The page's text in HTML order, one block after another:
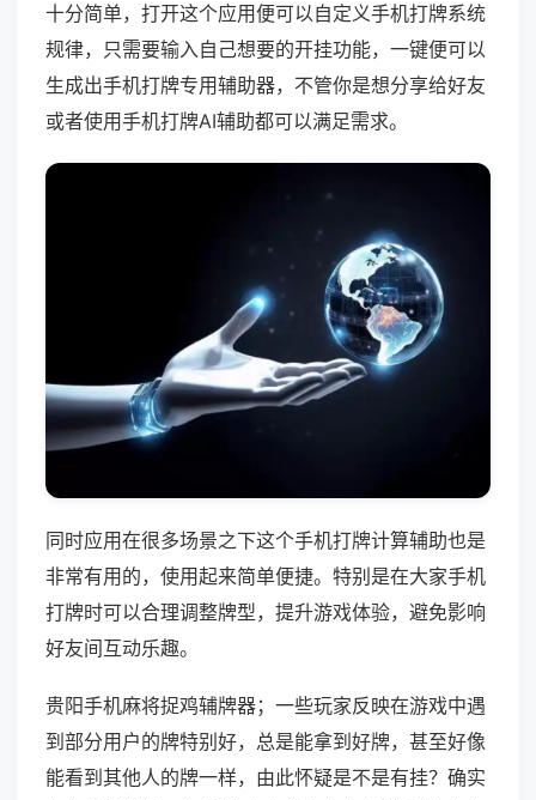
十分简单，打开这个应用便可以自定义手机打牌系统
规律，只需要输入自己想要的开挂功能，一键便可以
生成出手机打牌专用辅助器，不管你是想分享给好友
或者使用手机打牌AI辅助都可以满足需求。
同时应用在很多场景之下这个手机打牌计算辅助也是
非常有用的，使用起来简单便捷。特别是在大家手机
打牌时可以合理调整牌型，提升游戏体验，避免影响
好友间互动乐趣。
贵阳手机麻将捉鸡辅牌器；一些玩家反映在游戏中遇
到部分用户的牌特别好，总是能拿到好牌，甚至好像
能看到其他人的牌一样，由此怀疑是不是有挂？确实